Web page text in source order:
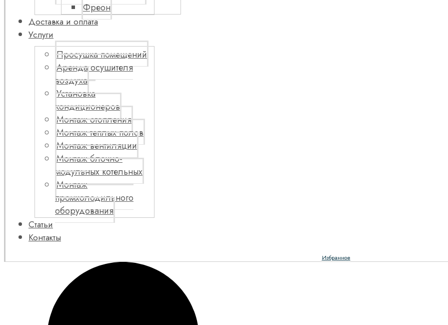
Фреон
Доставка и оплата
Услуги
Просушка помещений
Аренда осушителя
воздуха
Установка
кондиционеров
Монтаж отопления
Монтаж теплых полов
Монтаж вентиляции
Монтаж блочно-
модульных котельных
Монтаж
промхолодильного
оборудования
Статьи
Контакты
Избранное